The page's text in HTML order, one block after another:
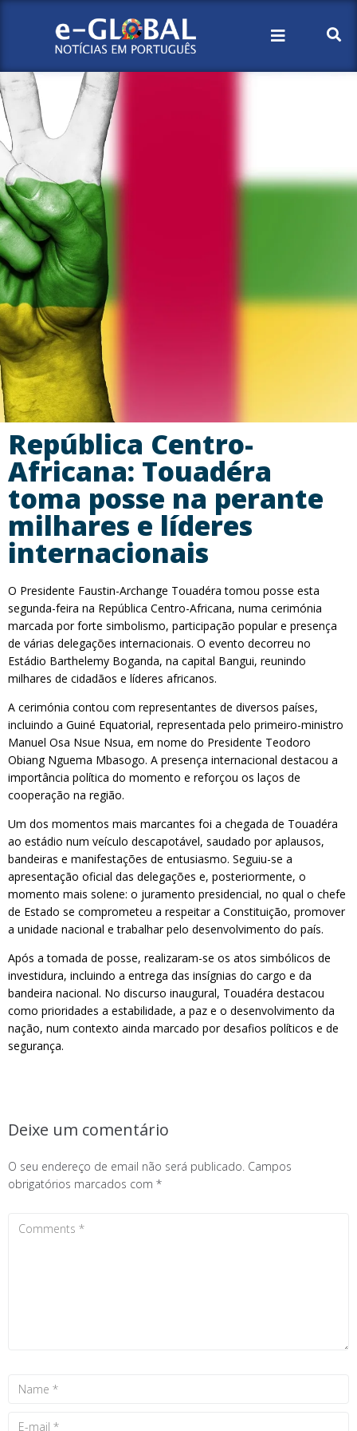
República Centro-
Africana: Touadéra
toma posse na perante
milhares e líderes
internacionais
O Presidente Faustin-Archange Touadéra tomou posse esta
segunda-feira na República Centro-Africana, numa cerimónia
marcada por forte simbolismo, participação popular e presença
de várias delegações internacionais. O evento decorreu no
Estádio Barthelemy Boganda, na capital Bangui, reunindo
milhares de cidadãos e líderes africanos.
A cerimónia contou com representantes de diversos países,
incluindo a Guiné Equatorial, representada pelo primeiro-ministro
Manuel Osa Nsue Nsua, em nome do Presidente Teodoro
Obiang Nguema Mbasogo. A presença internacional destacou a
importância política do momento e reforçou os laços de
cooperação na região.
Um dos momentos mais marcantes foi a chegada de Touadéra
ao estádio num veículo descapotável, saudado por aplausos,
bandeiras e manifestações de entusiasmo. Seguiu-se a
apresentação oficial das delegações e, posteriormente, o
momento mais solene: o juramento presidencial, no qual o chefe
de Estado se comprometeu a respeitar a Constituição, promover
a unidade nacional e trabalhar pelo desenvolvimento do país.
Após a tomada de posse, realizaram-se os atos simbólicos de
investidura, incluindo a entrega das insígnias do cargo e da
bandeira nacional. No discurso inaugural, Touadéra destacou
como prioridades a estabilidade, a paz e o desenvolvimento da
nação, num contexto ainda marcado por desafios políticos e de
segurança.
Deixe um comentário
O seu endereço de email não será publicado. Campos
obrigatórios marcados com *